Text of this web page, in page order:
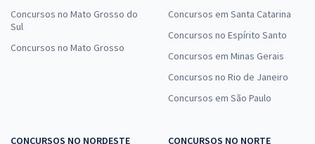
Concursos no Mato Grosso do
Sul
Concursos no Mato Grosso
Concursos em Santa Catarina
Concursos no Espírito Santo
Concursos em Minas Gerais
Concursos no Rio de Janeiro
Concursos em São Paulo
CONCURSOS NO NORDESTE
CONCURSOS NO NORTE